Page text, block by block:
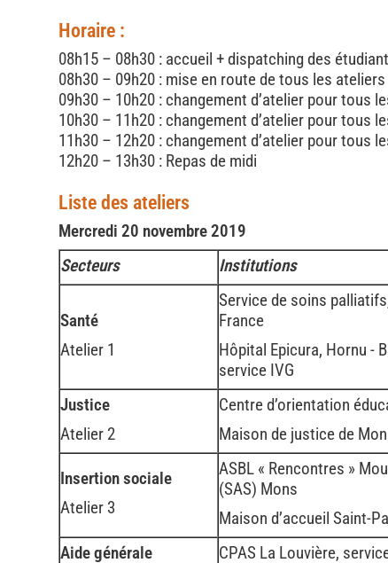
Horaire :
08h15 – 08h30 : accueil + dispatching des
08h30 – 09h20 : mise en route de tous les ateliers
09h30 – 10h20 : changement d’atelier pour tous
10h30 – 11h20 : changement d’atelier pour tous
11h30 – 12h20 : changement d’atelier pour tous
12h20 – 13h30 : Repas de midi
Liste des ateliers
Mercredi 20 novembre 2019
Secteurs
Institutions
Santé
Atelier 1
Service de soins
France
Hôpital Epicura, Hornu -
service IVG
Justice
Atelier 2
Centre d’orientation
Maison de justice de
Insertion sociale
Atelier 3
ASBL « Rencontres »
(SAS) Mons
Maison d’accueil Saint-
Aide générale
CPAS La Louvière,